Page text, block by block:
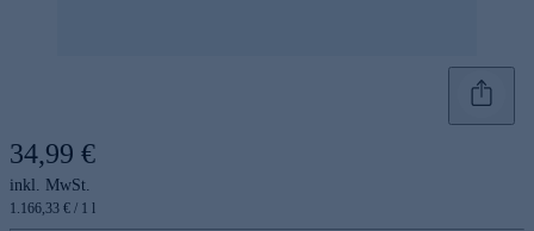
34,99 €
inkl. MwSt.
1.166,33 € / 1 l